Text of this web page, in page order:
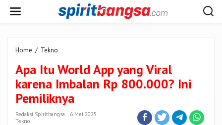
Home / Tekno
World
App
yang
Viral
karena
Imbalan
Apa Itu World App yang Viral
karena Imbalan Rp 800.000? Ini
Pemiliknya
Redaksi Spiritbangsa
6 Mei 2025
Tekno